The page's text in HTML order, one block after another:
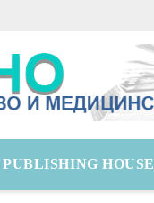
HOUSE